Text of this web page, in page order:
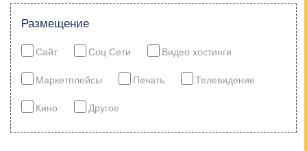
Размещение
Сайт Соц Сети Видео хостинги
Маркетплейсы Печать Телевидение
Кино Другое